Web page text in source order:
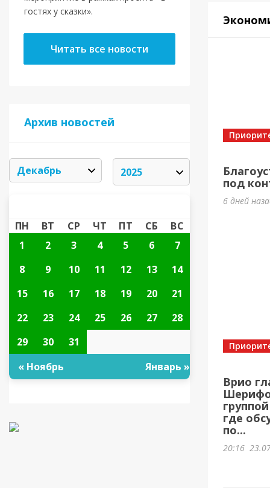
гостях у сказки».
Читать все новости
Архив новостей
ПН ВТ СР ЧТ ПТ СБ
ВС
1
2 3 4 5 6
7
8
9 10 11 12 13
14
15
16 17 18 19 20
21
22
23 24 25 26 27
28
29
30
31
« Ноябрь
Январь »
под
6 дней
Врио
где
по...
20:16